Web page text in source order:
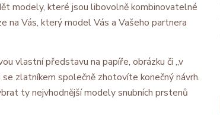
modely, které jsou libovolně kombinovatelné
na Vás, který model Vás a Vašeho partnera
vlastní představu na papíře, obrázku či „v
zlatníkem společně zhotovíte konečný návrh.
ty nejvhodnější modely snubních prstenů